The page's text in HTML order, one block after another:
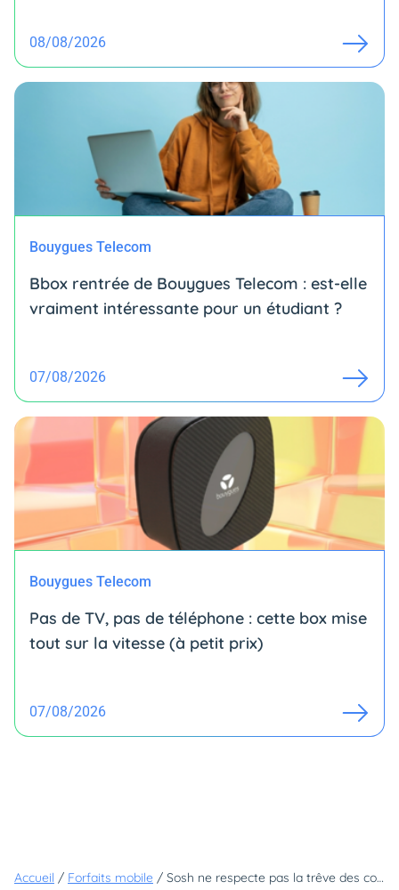
08/08/2026
Bouygues Telecom
Bbox rentrée de Bouygues Telecom : est-elle
vraiment intéressante pour un étudiant ?
07/08/2026
Bouygues Telecom
Pas de TV, pas de téléphone : cette box mise
tout sur la vitesse (à petit prix)
07/08/2026
Accueil / Forfaits mobile / Sosh ne respecte pas la trêve des confiseurs : il dégaine un super forfait en promo avec 200 Go à un prix jamais vu